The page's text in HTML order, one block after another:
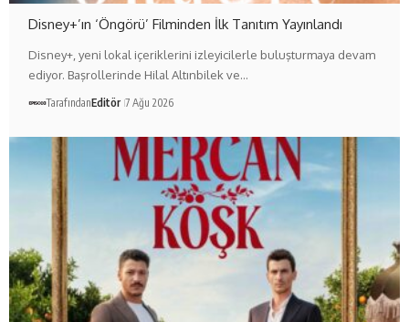
Disney+’ın ‘Öngörü’ Filminden İlk Tanıtım Yayınlandı
Disney+, yeni lokal içeriklerini izleyicilerle buluşturmaya devam
ediyor. Başrollerinde Hilal Altınbilek ve…
TarafındanEditör 7 Ağu 2026